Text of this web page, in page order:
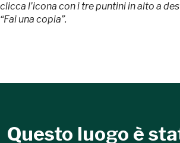
clicca l’icona con i tre puntini in alto a
“Fai una copia”.
Questo luogo è
FAI - FONDO PER L'AMBIENTE ITALIANO ETS - Via
dell'arte, della natura e del paesaggio